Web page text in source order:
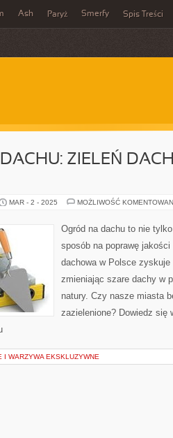
Ash Paryż Smerfy Spis Treści
ZIELEŃ
MAR - 2 - 2025 MOŻLIWOŚĆ
Ogród na dachu to nie
sposób na poprawę
dachowa w Polsce
zmieniając szare dachy w
natury. Czy nasze miasta
zazielenione? Dowiedz
I WARZYWA EKSKLUZYWNE